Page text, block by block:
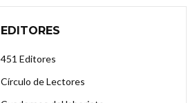
EDITORES
451 Editores
Círculo de Lectores